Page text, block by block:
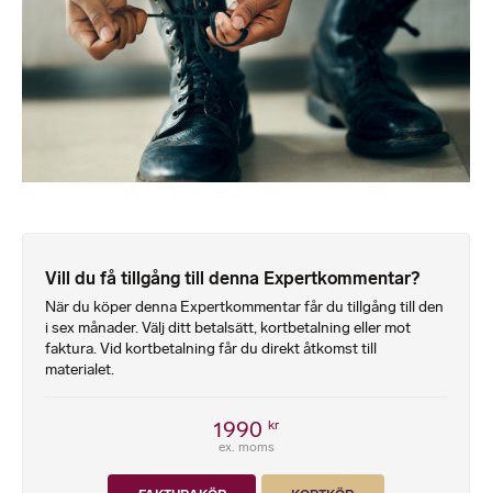
Vill du få tillgång till denna Expertkommentar?
När du köper denna Expertkommentar får du tillgång till den
i sex månader. Välj ditt betalsätt, kortbetalning eller mot
faktura. Vid kortbetalning får du direkt åtkomst till
materialet.
1990 kr
ex. moms